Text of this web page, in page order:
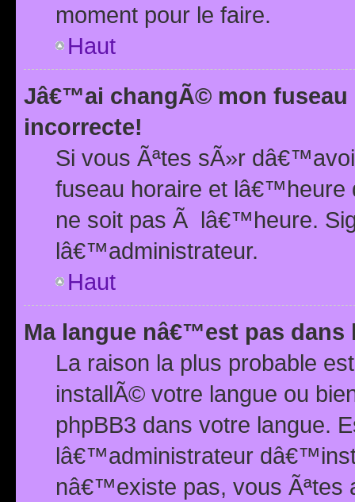
moment pour le faire.
Haut
Jâ€™ai changÃ© mon
incorrecte!
Si vous Ãªtes sÃ»r
fuseau horaire et
ne soit pas Ã lâ€™heure.
lâ€™administrateur.
Haut
Ma langue nâ€™est pas dans
La raison la plus probable
installÃ© votre langue ou
phpBB3 dans votre langue.
lâ€™administrateur
nâ€™existe pas, vous Ãªtes